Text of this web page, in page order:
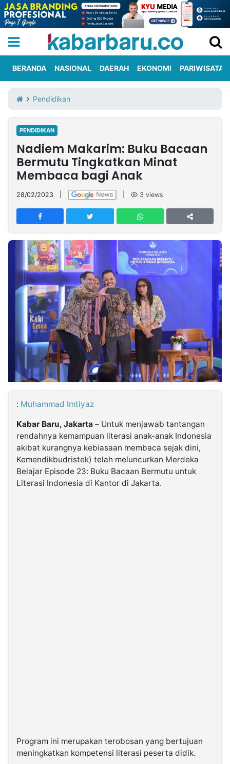
Iklan
Berita
Kami
Nasional
International
Olahraga
Entertainment
Daerah
Pariwisata
Kuliner
Kolom
Network
PT
TREETAN
INDONESIA
Partner
Insight
Rakyat
Idealita
Notice
Dinamikapost.com
Seedbacklink
Follow
Kabarbaru
BERANDA NASIONAL DAERAH EKONOMI PARIWISATA
Pendidikan
PENDIDIKAN
Nadiem Makarim: Buku Bacaan
Bermutu Tingkatkan Minat
Membaca bagi Anak
28/02/2023 3 views
: Muhammad Imtiyaz
Kabar Baru, Jakarta – Untuk menjawab tantangan
rendahnya kemampuan literasi anak-anak Indonesia
akibat kurangnya kebiasaan membaca sejak dini,
Kemendikbudristek) telah meluncurkan Merdeka
Belajar Episode 23: Buku Bacaan Bermutu untuk
Literasi Indonesia di Kantor di Jakarta.
Program ini merupakan terobosan yang bertujuan
meningkatkan kompetensi literasi peserta didik.